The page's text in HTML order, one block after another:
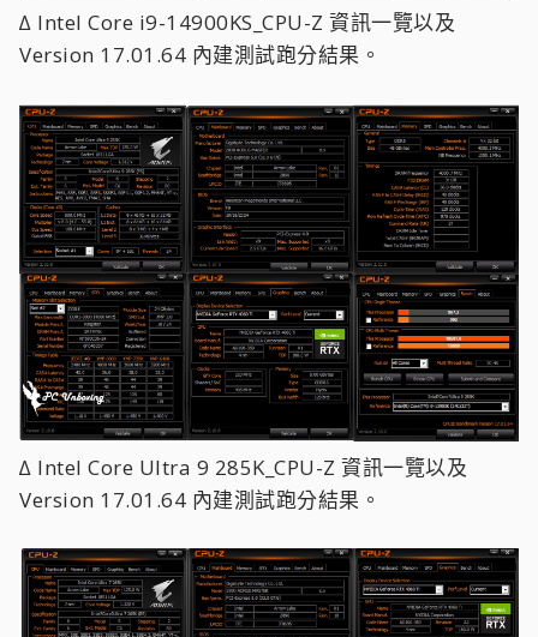
∆ Intel Core i9-14900KS_CPU-Z 資訊一覽以及
Version 17.01.64 內建測試跑分結果。
∆ Intel Core Ultra 9 285K_CPU-Z 資訊一覽以及
Version 17.01.64 內建測試跑分結果。